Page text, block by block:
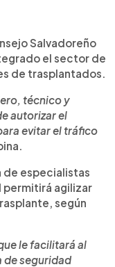
Salvadoreño
el sector de
de trasplantados.
técnico y
autorizar el
evitar el tráfico
de especialistas
permitirá agilizar
según
le facilitará al
de seguridad